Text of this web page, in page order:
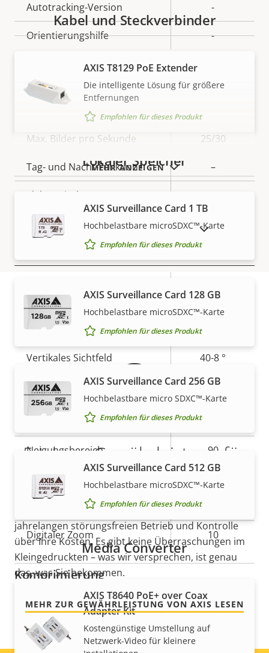
Eigentumsbeschreibung Eigentumswert
Autotracking-Version -
Orientierungshilfe -
Eigentumsbeschreibung
Max. Videoauflösung
Max. Bilder pro Sekunde 25/30
Tag- und Nacht-Funktion –
Elektronische
Bildstabilisierung
Brennweite
mm
Horizontales Sichtfeld 71 - 14 °
Vertikales Sichtfeld 40-8 °
Schwenken/Neigen/Zoomen
Eigentumsbeschreibung Eigentumswert
Schwenkbereich +/-179
Neigungsbereich 90
Rundgangüberwachung
Optischer Zoom
Digitaler Zoom 10
Komprimierung
Eigentumsbeschreibung Eigentumswert
Zipstream Ja
H.264
Baseline,
MEHR ANZEIGEN
Kabel und Steckverbinder
AXIS T8129 PoE Extender
Die intelligente Lösung für größere
Entfernungen
Empfohlen für dieses Produkt
Lokaler Speicher
AXIS Surveillance Card 1 TB
Hochbelastbare microSDXC™-Karte
Empfohlen für dieses Produkt
AXIS Surveillance Card 128 GB
Hochbelastbare microSDXC™-Karte
Empfohlen für dieses Produkt
AXIS Surveillance Card 256 GB
Hochbelastbare micro SDXC™-Karte
Empfohlen für dieses Produkt
AXIS Surveillance Card 512 GB
Hochbelastbare microSDXC™-Karte
Empfohlen für dieses Produkt
Media Converter
AXIS T8640 PoE+ over Coax
Adapter Kit
Kostengünstige Umstellung auf
Netzwerk-Video für kleinere
AUSLAUFPRODUKTE ANZEIGEN
Gewährleistung
5-Jahres-Gewährleistung für
ein sicheres Gefühl
Unsere neue 5-jährige Gewährleistung bietet
jahrelangen störungsfreien Betrieb und Kontrolle
über Ihre Kosten. Es gibt keine Überraschungen im
Kleingedruckten – was wir versprechen, ist genau
das, was Sie bekommen.
MEHR ZUR GEWÄHRLEISTUNG VON AXIS LESEN